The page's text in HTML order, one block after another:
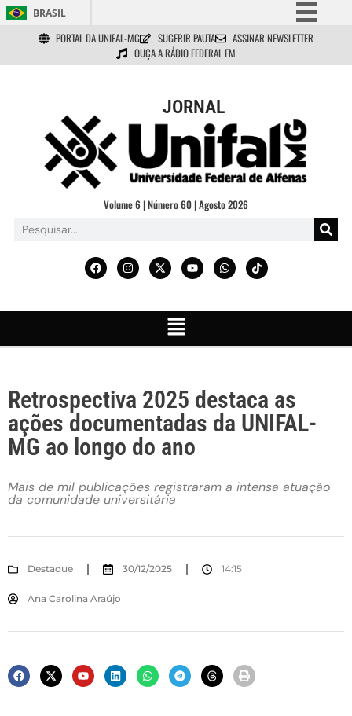
BRASIL
Simplifique!
Comunica BR
Acesso à informação
Legislação
Canais
PORTAL DA UNIFAL-MG SUGERIR PAUTA
ASSINAR NEWSLETTER
OUÇA A RÁDIO FEDERAL FM
JORNAL
Volume 6 | Número 60 | Agosto 2026
Retrospectiva 2025 destaca as
ações documentadas da UNIFAL-
MG ao longo do ano
Mais de mil publicações registraram a intensa atuação
da comunidade universitária
Destaque 30/12/2025 14:15
Ana Carolina Araújo